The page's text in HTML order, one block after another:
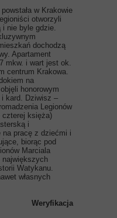
w Krakowie
otworzyli
i nie byle gdzie.
dochodzą
Apartament
mkw. i wart jest ok.
centrum Krakowa.
na
honorowym
i kard. Dziwisz –
Legionów
czterej księża)
i
na pracę z dziećmi i
biorąc pod
Marciala
największych
Watykanu.
własnych
Weryfikacja